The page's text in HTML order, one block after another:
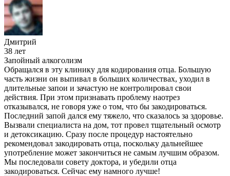
Дмитрий
38 лет
Запойный алкоголизм
Обращался в эту клинику для кодирования отца. Большую
часть жизни он выпивал в больших количествах, уходил в
длительные запои и зачастую не контролировал свои
действия. При этом признавать проблему наотрез
отказывался, не говоря уже о том, что бы закодироваться.
Последний запой дался ему тяжело, что сказалось за здоровье.
Вызвали специалиста на дом, тот провел тщательный осмотр
и детоксикацию. Сразу после процедур настоятельно
рекомендовал закодировать отца, поскольку дальнейшее
употребление может закончиться не самым лучшим образом.
Мы последовали совету доктора, и убедили отца
закодироваться. Сейчас ему намного лучше!